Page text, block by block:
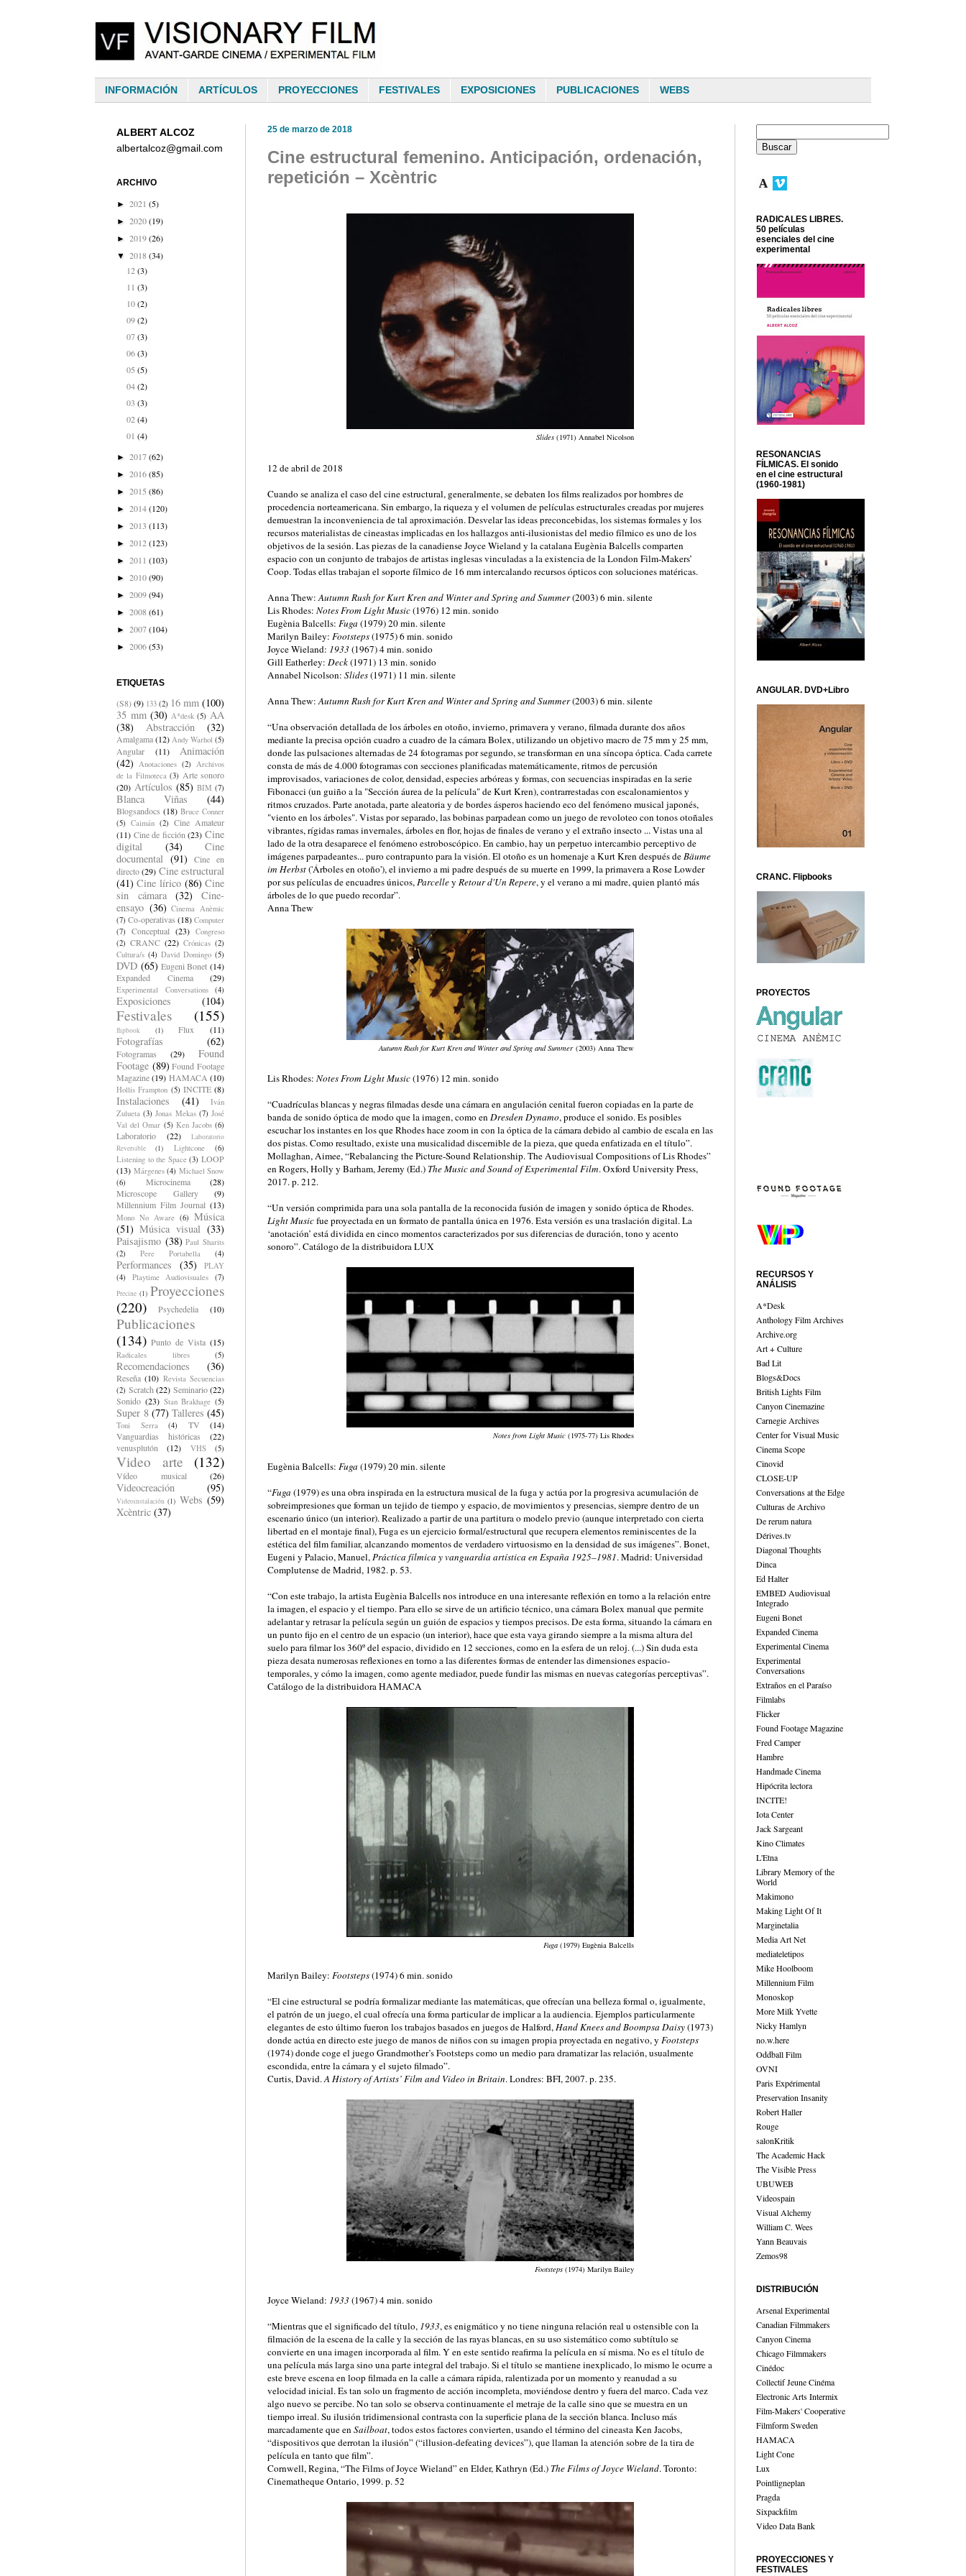
INFORMACIÓN ARTÍCULOS PROYECCIONES FESTIVALES EXPOSICIONES PUBLICACIONES WEBS
25 de marzo de 2018
Cine estructural femenino. Anticipación, ordenación,
repetición – Xcèntric
Slides (1971) Annabel Nicolson
12 de abril de 2018
Cuando se analiza el caso del cine estructural, generalmente, se debaten los films realizados por hombres de
procedencia norteamericana. Sin embargo, la riqueza y el volumen de películas estructurales creadas por mujeres
demuestran la inconveniencia de tal aproximación. Desvelar las ideas preconcebidas, los sistemas formales y los
recursos materialistas de cineastas implicadas en los hallazgos anti-ilusionistas del medio fílmico es uno de los
objetivos de la sesión. Las piezas de la canadiense Joyce Wieland y la catalana Eugènia Balcells comparten
espacio con un conjunto de trabajos de artistas inglesas vinculadas a la existencia de la London Film-Makers’
Coop. Todas ellas trabajan el soporte fílmico de 16 mm intercalando recursos ópticos con soluciones matéricas.
Anna Thew: Autumn Rush for Kurt Kren and Winter and Spring and Summer(2003) 6 min. silente
Lis Rhodes: Notes From Light Music(1976) 12 min. sonido
Eugènia Balcells: Fuga (1979) 20 min. silente
Marilyn Bailey: Footsteps(1975) 6 min. sonido
Joyce Wieland: 1933 (1967) 4 min. sonido
Gill Eatherley: Deck(1971) 13 min. sonido
Annabel Nicolson: Slides(1971) 11 min. silente
Anna Thew: Autumn Rush for Kurt Kren and Winter and Spring and Summer(2003) 6 min. silente
“Una observación detallada de los árboles en otoño, invierno, primavera y verano, filmada durante dos años
mediante la precisa opción cuadro a cuadro de la cámara Bolex, utilizando un objetivo macro de 75 mm y 25 mm,
donde las pulsaciones alternadas de 24 fotogramas por segundo, se transforman en una síncopa óptica. Cada carrete
consta de más de 4.000 fotogramas con secciones planificadas matemáticamente, ritmos de percusión
improvisados, variaciones de color, densidad, especies arbóreas y formas, con secuencias inspiradas en la serie
Fibonacci (un guiño a la "Sección áurea de la película" de Kurt Kren), contrarrestadas con escalonamientos y
ritmos cruzados. Parte anotada, parte aleatoria y de bordes ásperos haciendo eco del fenómeno musical japonés,
"viento en los árboles". Vistas por separado, las bobinas parpadean como un juego de revoloteo con tonos otoñales
vibrantes, rígidas ramas invernales, árboles en flor, hojas de finales de verano y el extraño insecto ... Vistas una al
lado de la otra desaparece el fenómeno estroboscópico. En cambio, hay un perpetuo intercambio perceptivo de
imágenes parpadeantes... puro contrapunto para la visión. El otoño es un homenaje a Kurt Kren después de Bäume
im Herbst('Árboles en otoño'), el invierno a mi padre después de su muerte en 1999, la primavera a Rose Lowder
por sus películas de encuadres únicos, Parcelley Retour d'Un Repere, y el verano a mi madre, quien plantó más
árboles de lo que puedo recordar”.
Anna Thew
Autumn Rush for Kurt Kren and Winter and Spring and Summer (2003) Anna Thew
Lis Rhodes: Notes From Light Music(1976) 12 min. sonido
“Cuadrículas blancas y negras filmadas desde una cámara en angulación cenital fueron copiadas en la parte de
banda de sonido óptica de modo que la imagen, como enDresden Dynamo, produce el sonido. Es posibles
escuchar los instantes en los que Rhodes hace zoom in con la óptica de la cámara debido al cambio de escala en las
dos pistas. Como resultado, existe una musicalidad discernible de la pieza, que queda enfatizada en el título”.
Mollaghan, Aimee, “Rebalancing the Picture-Sound Relationship. The Audiovisual Compositions of Lis Rhodes”
en Rogers, Holly y Barham, Jeremy (Ed.) The Music and Sound of Experimental Film. Oxford University Press,
2017. p. 212.
“Un versión comprimida para una sola pantalla de la reconocida fusión de imagen y sonido óptica de Rhodes.
Light Musicfue proyectada en un formato de pantalla única en 1976. Esta versión es una traslación digital. La
‘anotación’ está dividida en cinco momentos caracterizados por sus diferencias de duración, tono y acento
sonoro”. Catálogo de la distribuidora LUX
Notes from Light Music (1975-77) Lis Rhodes
Eugènia Balcells: Fuga (1979) 20 min. silente
“Fuga (1979) es una obra inspirada en la estructura musical de la fuga y actúa por la progresiva acumulación de
sobreimpresiones que forman un tejido de tiempo y espacio, de movimientos y presencias, siempre dentro de un
escenario único (un interior). Realizado a partir de una partitura o modelo previo (aunque interpretado con cierta
libertad en el montaje final), Fuga es un ejercicio formal/estructural que recupera elementos reminiscentes de la
estética del film familiar, alcanzando momentos de verdadero virtuosismo en la densidad de sus imágenes”. Bonet,
Eugeni y Palacio, Manuel,Práctica fílmica y vanguardia artística en España 1925–1981. Madrid: Universidad
Complutense de Madrid, 1982. p. 53.
“Con este trabajo, la artista Eugènia Balcells nos introduce en una interesante reflexión en torno a la relación entre
la imagen, el espacio y el tiempo. Para ello se sirve de un artificio técnico, una cámara Bolex manual que permite
adelantar y retrasar la película según un guión de espacios y tiempos precisos. De esta forma, situando la cámara en
un punto fijo en el centro de un espacio (un interior), hace que esta vaya girando siempre a la misma altura del
suelo para filmar los 360º del espacio, dividido en 12 secciones, como en la esfera de un reloj. (...) Sin duda esta
pieza desata numerosas reflexiones en torno a las diferentes formas de entender las dimensiones espacio-
temporales, y cómo la imagen, como agente mediador, puede fundir las mismas en nuevas categorías perceptivas”.
Catálogo de la distribuidora HAMACA
Fuga (1979) Eugènia Balcells
Marilyn Bailey: Footsteps(1974) 6 min. sonido
“El cine estructural se podría formalizar mediante las matemáticas, que ofrecían una belleza formal o, igualmente,
el patrón de un juego, el cual ofrecía una forma particular de implicar a la audiencia. Ejemplos particularmente
elegantes de esto último fueron los trabajos basados en juegos de Halford,Hand Knees and Boompsa Daisy(1973)
donde actúa en directo este juego de manos de niños con su imagen propia proyectada en negativo, y Footsteps
(1974) donde coge el juego Grandmother’s Footsteps como un medio para dramatizar las relación, usualmente
escondida, entre la cámara y el sujeto filmado”.
Curtis, David.A History of Artists’ Film and Video in Britain. Londres: BFI, 2007. p. 235.
Footsteps (1974) Marilyn Bailey
Joyce Wieland: 1933 (1967) 4 min. sonido
“Mientras que el significado del título, 1933, es enigmático y no tiene ninguna relación real u ostensible con la
filmación de la escena de la calle y la sección de las rayas blancas, en su uso sistemático como subtítulo se
convierte en una imagen incorporada al film. Y en este sentido reafirma la película en sí misma. No es el título de
una película más larga sino una parte integral del trabajo. Si el título se mantiene inexplicado, lo mismo le ocurre a
este breve escena en loop filmada en la calle a cámara rápida, ralentizada por un momento y reanudad a su
velocidad inicial. Es tan solo un fragmento de acción incompleta, moviéndose dentro y fuera del marco. Cada vez
algo nuevo se percibe. No tan solo se observa continuamente el metraje de la calle sino que se muestra en un
tiempo irreal. Su ilusión tridimensional contrasta con la superficie plana de la sección blanca. Incluso más
marcadamente que enSailboat, todos estos factores convierten, usando el término del cineasta Ken Jacobs,
“dispositivos que derrotan la ilusión” (“illusion-defeating devices”), que llaman la atención sobre de la tira de
película en tanto que film”.
Cornwell, Regina, “The Films of Joyce Wieland” en Elder, Kathryn (Ed.) The Films of Joyce Wieland. Toronto:
Cinematheque Ontario, 1999. p. 52
ALBERT ALCOZ
albertalcoz@gmail.com
ARCHIVO
► 2021 (5)
► 2020(19)
► 2019(26)
▼ 2018(34)
12 (3)
11 (3)
10 (2)
09 (2)
07 (3)
06 (3)
05 (5)
04 (2)
03 (3)
02 (4)
01 (4)
► 2017(62)
► 2016(85)
► 2015 (86)
► 2014(120)
► 2013 (113)
► 2012(123)
► 2011 (103)
► 2010(90)
► 2009(94)
► 2008(61)
► 2007(104)
► 2006(53)
ETIQUETAS
(S8)(9) 133 (2) 16 mm (100)
35 mm (30) A*desk (5) AA
(38)
Abstracción (32)
Amalgama(12) Andy Warhol (5)
Angular (11)
Animación
(42)
Anotaciones (2)
Archivos
de la Filmoteca (3) Arte sonoro
(20) Artículos (85) BIM (7)
Blanca Viñas (44)
Blogsandocs (18) Bruce Conner
(5) Caimán (2) Cine Amateur
(11) Cine de ficción (23) Cine
digital
(34)
Cine
documental (91)
Cine en
directo (29) Cine estructural
(41) Cine lírico (86) Cine
sin cámara
(32)
Cine-
ensayo (36) Cinema Anèmic
(7) Co-operativas (18) Computer
(7)
Conceptual (23) Congreso
(2) CRANC (22) Crónicas (2)
Cultura/s (4) David Domingo (5)
DVD (65) Eugeni Bonet (14)
Expanded Cinema
(29)
Experimental Conversations (4)
Exposiciones (104)
Festivales (155)
flipbook (1) Flux (11)
Fotografías (62)
Fotogramas (29)
Found
Footage (89) Found Footage
Magazine (19) HAMACA (10)
Hollis Frampton (5) INCITE (8)
Instalaciones (41)
Iván
Zulueta (3) Jonas Mekas (7) José
Val del Omar (5) Ken Jacobs (6)
Laboratorio (22)
Laboratorio
Reversible
(1) Lightcone
(6)
Listening to the Space (3) LOOP
(13) Márgenes (4) Michael Snow
(6)
Microcinema
(28)
Microscope Gallery
(9)
Millennium Film Journal (13)
Mono No Aware (6) Música
(51) Música visual (33)
Paisajismo (38) Paul Sharits
(2)
Pere Portabella (4)
Performances (35)
PLAY
(4)
Playtime Audiovisuales (7)
Precine (1) Proyecciones
(220)
Psychedelia (10)
Publicaciones
(134) Punto de Vista (15)
Radicales libres (5)
Recomendaciones (36)
Reseña (10) Revista Secuencias
(2) Scratch (22) Seminario (22)
Sonido (23) Stan Brakhage (5)
Super 8 (77) Talleres (45)
Toni Serra (4) TV
(14)
Vanguardias históricas
(22)
venusplutón
(12) VHS (5)
Video arte (132)
Vídeo musical (26)
Videocreación (95)
Videoinstalación (1) Webs (59)
Xcèntric (37)
RADICALES LIBRES.
50 películas
esenciales del cine
experimental
RESONANCIAS
FÍLMICAS. El sonido
en el cine estructural
(1960-1981)
ANGULAR. DVD+Libro
CRANC. Flipbooks
PROYECTOS
RECURSOS Y
ANÁLISIS
A*Desk
Anthology Film Archives
Archive.org
Art + Culture
Bad Lit
Blogs&Docs
British Lights Film
Canyon Cinemazine
Carnegie Archives
Center for Visual Music
Cinema Scope
Cinovid
CLOSE-UP
Conversations at the Edge
Culturas de Archivo
De rerum natura
Dérives.tv
Diagonal Thoughts
Dinca
Ed Halter
EMBED Audiovisual
Integrado
Eugeni Bonet
Expanded Cinema
Experimental Cinema
Experimental
Conversations
Extraños en el Paraíso
Filmlabs
Flicker
Found Footage Magazine
Fred Camper
Hambre
Handmade Cinema
Hipócrita lectora
INCITE!
Iota Center
Jack Sargeant
Kino Climates
L'Etna
Library Memory of the
World
Makimono
Making Light Of It
Marginetalia
Media Art Net
mediateletipos
Mike Hoolboom
Millennium Film
Monoskop
More Milk Yvette
Nicky Hamlyn
no.w.here
Oddball Film
OVNI
Paris Expérimental
Preservation Insanity
Robert Haller
Rouge
salonKritik
The Academic Hack
The Visible Press
UBUWEB
Videospain
Visual Alchemy
William C. Wees
Yann Beauvais
Zemos98
DISTRIBUCIÓN
Arsenal Experimental
Canadian Filmmakers
Canyon Cinema
Chicago Filmmakers
Cinédoc
Collectif Jeune Cinéma
Electronic Arts Intermix
Film-Makers' Cooperative
Filmform Sweden
HAMACA
Light Cone
Lux
Pointligneplan
Pragda
Sixpackfilm
Video Data Bank
PROYECCIONES Y
FESTIVALES